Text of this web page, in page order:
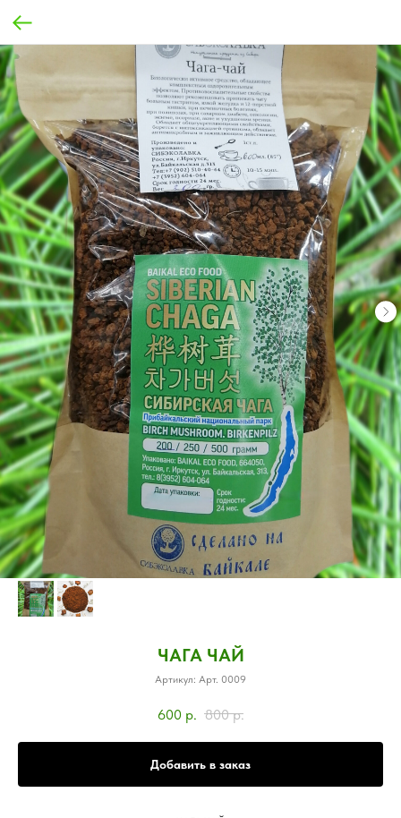
ЧАГА ЧАЙ
Артикул: Арт. 0009
600 р. 800 р.
Добавить в заказ